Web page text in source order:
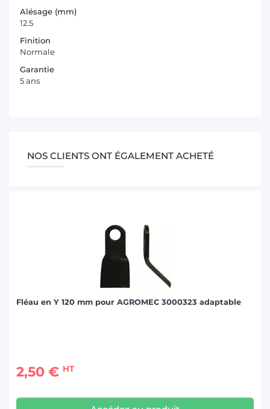
Alésage (mm)
12.5
Finition
Normale
Garantie
5 ans
NOS CLIENTS ONT ÉGALEMENT ACHETÉ
Fléau en Y 120 mm pour AGROMEC 3000323 adaptable
2,50 € HT